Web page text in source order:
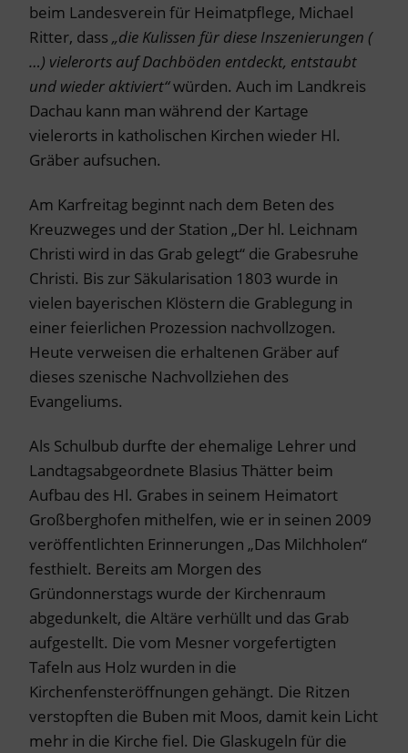
beim Landesverein für Heimatpflege, Michael
Ritter, dass „die Kulissen für diese Inszenierungen (
…) vielerorts auf Dachböden entdeckt, entstaubt
und wieder aktiviert“würden. Auch im Landkreis
Dachau kann man während der Kartage
vielerorts in katholischen Kirchen wieder Hl.
Gräber aufsuchen.
Am Karfreitag beginnt nach dem Beten des
Kreuzweges und der Station „Der hl. Leichnam
Christi wird in das Grab gelegt“ die Grabesruhe
Christi. Bis zur Säkularisation 1803 wurde in
vielen bayerischen Klöstern die Grablegung in
einer feierlichen Prozession nachvollzogen.
Heute verweisen die erhaltenen Gräber auf
dieses szenische Nachvollziehen des
Evangeliums.
Als Schulbub durfte der ehemalige Lehrer und
Landtagsabgeordnete Blasius Thätter beim
Aufbau des Hl. Grabes in seinem Heimatort
Großberghofen mithelfen, wie er in seinen 2009
veröffentlichten Erinnerungen „Das Milchholen“
festhielt. Bereits am Morgen des
Gründonnerstags wurde der Kirchenraum
abgedunkelt, die Altäre verhüllt und das Grab
aufgestellt. Die vom Mesner vorgefertigten
Tafeln aus Holz wurden in die
Kirchenfensteröffnungen gehängt. Die Ritzen
verstopften die Buben mit Moos, damit kein Licht
mehr in die Kirche fiel. Die Glaskugeln für die